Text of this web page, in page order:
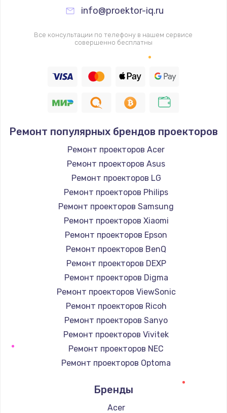
info@proektor-iq.ru
Все консультации по телефону в нашем сервисе
совершенно бесплатны
Ремонт популярных брендов проекторов
Ремонт проекторов Acer
Ремонт проекторов Asus
Ремонт проекторов LG
Ремонт проекторов Philips
Ремонт проекторов Samsung
Ремонт проекторов Xiaomi
Ремонт проекторов Epson
Ремонт проекторов BenQ
Ремонт проекторов DEXP
Ремонт проекторов Digma
Ремонт проекторов ViewSonic
Ремонт проекторов Ricoh
Ремонт проекторов Sanyo
Ремонт проекторов Vivitek
Ремонт проекторов NEC
Ремонт проекторов Optoma
Ремонт проекторов Infocus
Ремонт проекторов Barco
Бренды
Acer